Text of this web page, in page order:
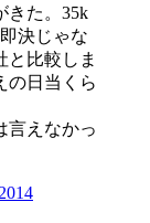
きた。35k
決じゃな
と比較しま
日当くら
言えなかっ